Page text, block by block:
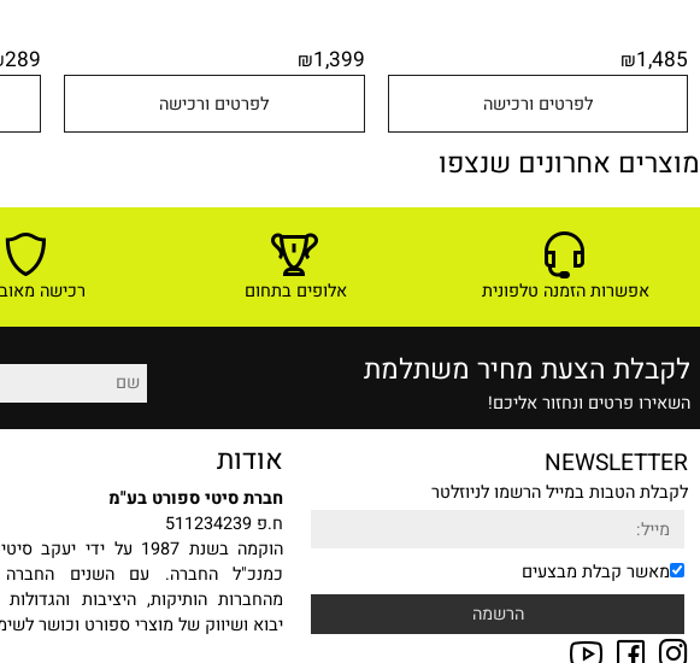
לפרטים ורכישה לפרטים ורכישה
אחרונים שנצפו
הזמנה טלפונית רכישה מאובטחת
הצעת מחיר משתלמת
ונחזור אליכם!
במייל הרשמו לניוזלטר
אודות
חברת סיטי ספורט בע"מ